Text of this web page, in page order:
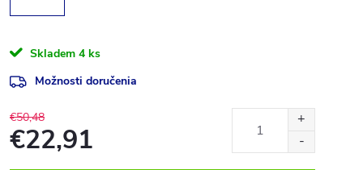
Skladem 4 ks
Možnosti doručenia
€50,48
€22,91